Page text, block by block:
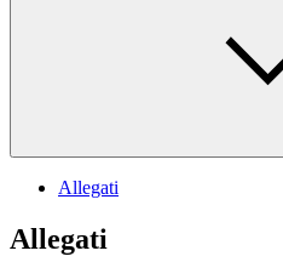
Allegati
Allegati